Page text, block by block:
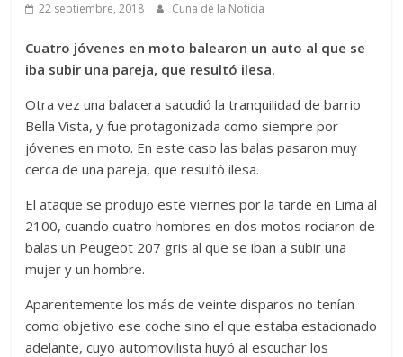
22 septiembre, 2018 Cuna de la Noticia
Cuatro jóvenes en moto balearon un auto al que se
iba subir una pareja, que resultó ilesa.
Otra vez una balacera sacudió la tranquilidad de barrio
Bella Vista, y fue protagonizada como siempre por
jóvenes en moto. En este caso las balas pasaron muy
cerca de una pareja, que resultó ilesa.
El ataque se produjo este viernes por la tarde en Lima al
2100, cuando cuatro hombres en dos motos rociaron de
balas un Peugeot 207 gris al que se iban a subir una
mujer y un hombre.
Aparentemente los más de veinte disparos no tenían
como objetivo ese coche sino el que estaba estacionado
adelante, cuyo automovilista huyó al escuchar los